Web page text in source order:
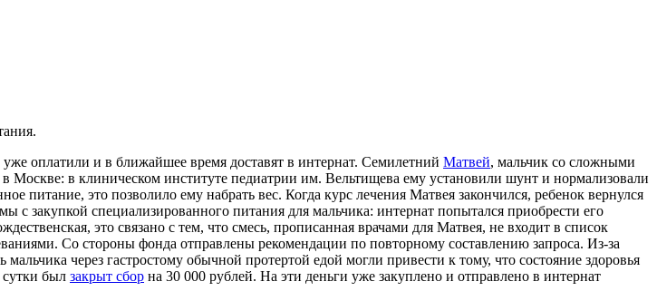
оплатили и в ближайшее время доставят в интернат. Семилетний Матвей, мальчик со сложными
Москве: в клиническом институте педиатрии им. Вельтищева ему установили шунт и нормализовали
питание, это позволило ему набрать вес. Когда курс лечения Матвея закончился, ребенок вернулся
закупкой специализированного питания для мальчика: интернат попытался приобрести его
это связано с тем, что смесь, прописанная врачами для Матвея, не входит в список
Со стороны фонда отправлены рекомендации по повторному составлению запроса. Из-за
через гастростому обычной протертой едой могли привести к тому, что состояние здоровья
сутки был закрыт сбор на 30 000 рублей. На эти деньги уже закуплено и отправлено в интернат